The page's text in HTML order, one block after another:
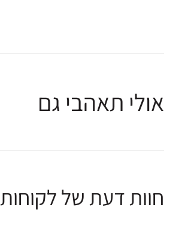
אולי תאהבי גם
חוות דעת של לקוחות